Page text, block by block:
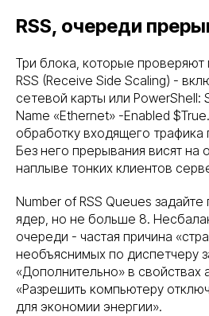
RSS, очереди
Три блока, которые
RSS (Receive Side Scaling) -
сетевой карты или PowerShell:
Name «Ethernet» -Enabled
обработку входящего трафика
Без него прерывания висят на
наплыве тонких клиентов
Number of RSS Queues задайте
ядер, но не больше 8.
очереди - частая причина
необъяснимых по диспетчеру
«Дополнительно» в свойствах
«Разрешить компьютеру
для экономии энергии».